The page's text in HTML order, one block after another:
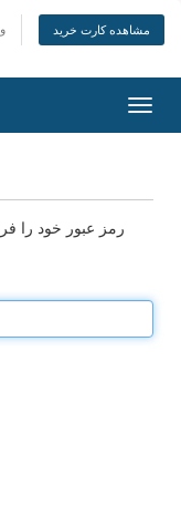
مشاهده کارت خرید
رمز عبور خود را